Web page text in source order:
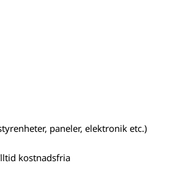
paneler, elektronik etc.)
kostnadsfria